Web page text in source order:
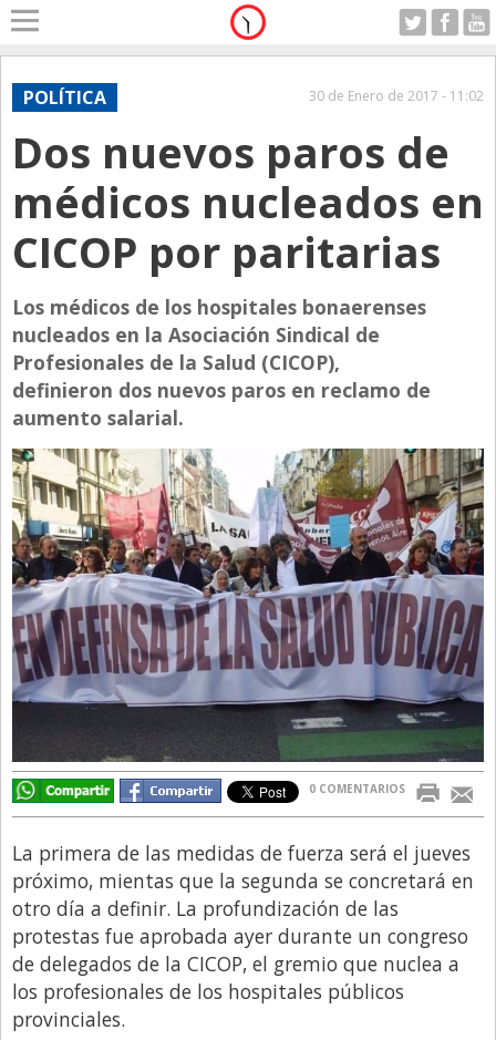
Home
A Motor
Alerta
Anticipo
Campo
Carrera & Emprendedores
Coleccionistas
Con Estilo
De Bolsillo
Diarios de Argentina
Diarios del Mundo
Directivos
Ecología y Ambiente
Economía
El Experto
El Innovador
El Precio Que Yo Ví
Entrevista
Entrevista Exclusiva
Gastronomia
Internacionales
La Opinión del Director
Legales
Libro de Quejas
POLÍTICA 30 de Enero de 2017 - 11:02
Dos nuevos paros de
médicos nucleados en
CICOP por paritarias
Los médicos de los hospitales bonaerenses
nucleados en la Asociación Sindical de
Profesionales de la Salud (CICOP),
definieron dos nuevos paros en reclamo de
aumento salarial.
0 COMENTARIOS
La primera de las medidas de fuerza será el jueves
próximo, mientas que la segunda se concretará en
otro día a definir. La profundización de las
protestas fue aprobada ayer durante un congreso
de delegados de la CICOP, el gremio que nuclea a
los profesionales de los hospitales públicos
provinciales.